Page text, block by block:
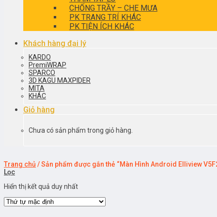
CHỐNG TRẦY – CHE MƯA
PK TRANG TRÍ KHÁC
PK TIỆN ÍCH KHÁC
Khách hàng đại lý
KARDO
PremiWRAP
SPARCO
3D KAGU MAXPIDER
MITA
KHÁC
Giỏ hàng
Chưa có sản phẩm trong giỏ hàng.
Trang chủ /Sản phẩm được gắn thẻ “Màn Hình Android Elliview
Lọc
Hiển thị kết quả duy nhất